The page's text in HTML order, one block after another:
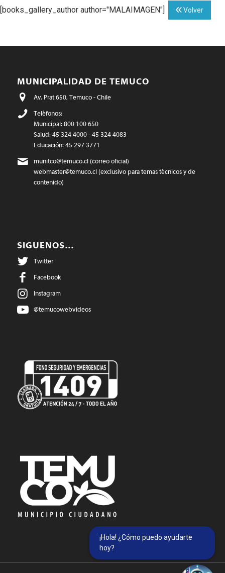
[books_gallery_author author="MALAIMAGEN"] Volver
MUNICIPALIDAD DE TEMUCO
Av. Prat 650, Temuco - Chile
Teléfonos:
Municipal: 800 100 650
Salud: 45 324 4000 - 45 324 4083
Educación: 45 297 3771
munitco@temuco.cl(correo oficial)
webmaster@temuco.cl(exclusivo para temas técnicos y de
contenido)
SIGUENOS…
Twitter
Facebook
Instagram
@temucowebvideos
¡Hola! ¿Cómo puedo ayudarte
hoy?